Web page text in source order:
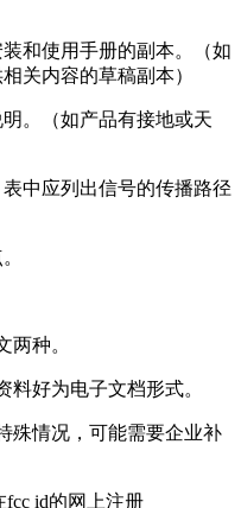
和使用手册的副本。（如
关内容的草稿副本）
。（如产品有接地或天
中应列出信号的传播路径
种。
好为电子文档形式。
情况，可能需要企业补
id的网上注册